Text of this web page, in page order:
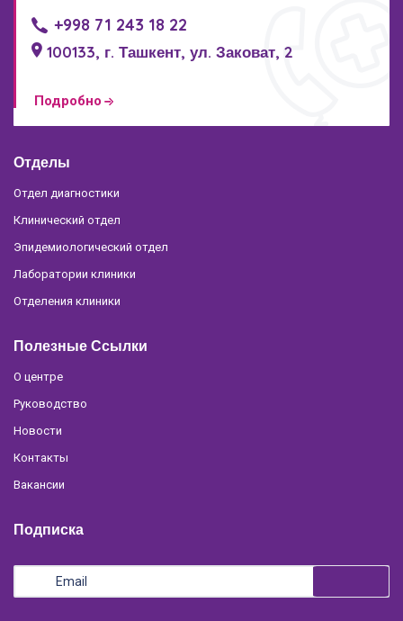
+998 71 243 18 22
100133, г. Ташкент, ул. Заковат, 2
Подробно
Отделы
Отдел диагностики
Клинический отдел
Эпидемиологический отдел
Лаборатории клиники
Отделения клиники
Полезные Ссылки
О центре
Руководство
Новости
Контакты
Вакансии
Подписка